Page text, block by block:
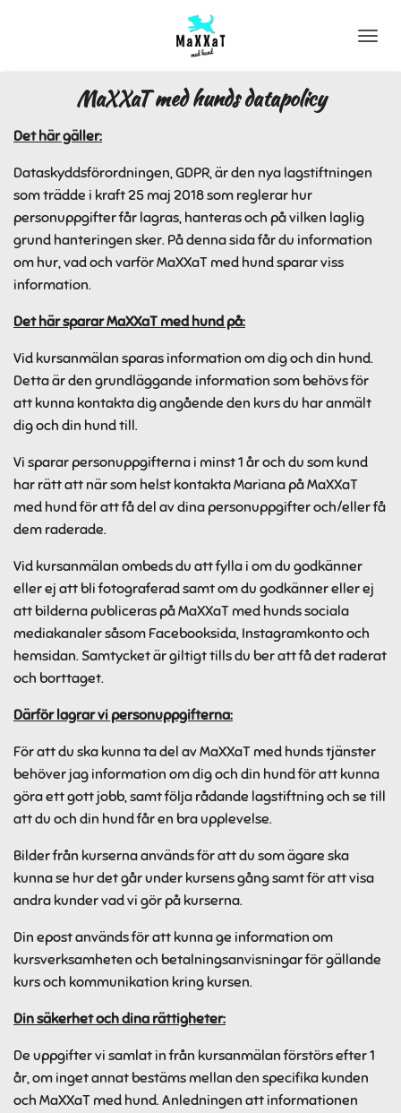
MaXXaT med hunds datapolicy
Det här gäller:
Dataskyddsförordningen, GDPR, är den nya lagstiftningen
som trädde i kraft 25 maj 2018 som reglerar hur
personuppgifter får lagras, hanteras och på vilken laglig
grund hanteringen sker. På denna sida får du information
om hur, vad och varför MaXXaT med hund sparar viss
information.
Det här sparar MaXXaT med hund på:
Vid kursanmälan sparas information om dig och din hund.
Detta är den grundläggande information som behövs för
att kunna kontakta dig angående den kurs du har anmält
dig och din hund till.
Vi sparar personuppgifterna i minst 1 år och du som kund
har rätt att när som helst kontakta Mariana på MaXXaT
med hund för att få del av dina personuppgifter och/eller få
dem raderade.
Vid kursanmälan ombeds du att fylla i om du godkänner
eller ej att bli fotograferad samt om du godkänner eller ej
att bilderna publiceras på MaXXaT med hunds sociala
mediakanaler såsom Facebooksida, Instagramkonto och
hemsidan. Samtycket är giltigt tills du ber att få det raderat
och borttaget.
Därför lagrar vi personuppgifterna:
För att du ska kunna ta del av MaXXaT med hunds tjänster
behöver jag information om dig och din hund för att kunna
göra ett gott jobb, samt följa rådande lagstiftning och se till
att du och din hund får en bra upplevelse.
Bilder från kurserna används för att du som ägare ska
kunna se hur det går under kursens gång samt för att visa
andra kunder vad vi gör på kurserna.
Din epost används för att kunna ge information om
kursverksamheten och betalningsanvisningar för gällande
kurs och kommunikation kring kursen.
Din säkerhet och dina rättigheter:
De uppgifter vi samlat in från kursanmälan förstörs efter 1
år, om inget annat bestäms mellan den specifika kunden
och MaXXaT med hund. Anledningen att informationen